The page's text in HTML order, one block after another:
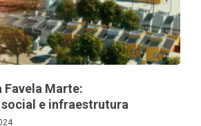
Favela Marte:
e infraestrutura